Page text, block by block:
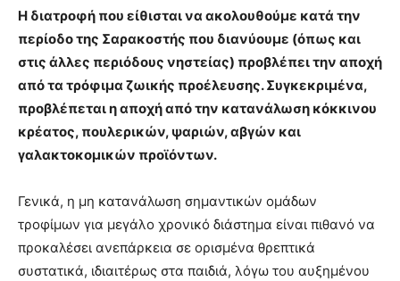
Η διατροφή που είθισται να ακολουθούμε κατά την
περίοδο της Σαρακοστής που διανύουμε (όπως και
στις άλλες περιόδους νηστείας) προβλέπει την αποχή
από τα τρόφιμα ζωικής προέλευσης. Συγκεκριμένα,
προβλέπεται η αποχή από την κατανάλωση κόκκινου
κρέατος, πουλερικών, ψαριών, αβγών και
γαλακτοκομικών προϊόντων.
Γενικά, η μη κατανάλωση σημαντικών ομάδων
τροφίμων για μεγάλο χρονικό διάστημα είναι πιθανό να
προκαλέσει ανεπάρκεια σε ορισμένα θρεπτικά
συστατικά, ιδιαιτέρως στα παιδιά, λόγω του αυξημένου